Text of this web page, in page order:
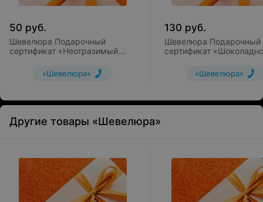
50 руб.
Шевелюра Подарочный
сертификат «Неотразимый
«Шевелюра»
130 руб.
Шевелюра Подарочный
сертификат
«Шевелюра»
Другие товары «Шевелюра»